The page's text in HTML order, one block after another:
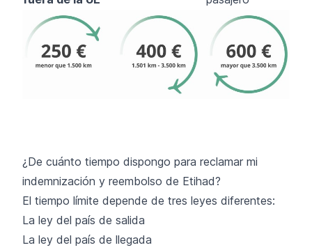
¿De cuánto tiempo dispongo para reclamar mi
indemnización y reembolso de Etihad?
El tiempo límite depende de tres leyes diferentes:
La ley del país de salida
La ley del país de llegada